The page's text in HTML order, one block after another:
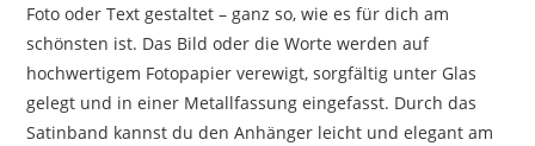
Foto oder Text gestaltet – ganz so, wie es für dich am
schönsten ist. Das Bild oder die Worte werden auf
hochwertigem Fotopapier verewigt, sorgfältig unter Glas
gelegt und in einer Metallfassung eingefasst. Durch das
Satinband kannst du den Anhänger leicht und elegant am